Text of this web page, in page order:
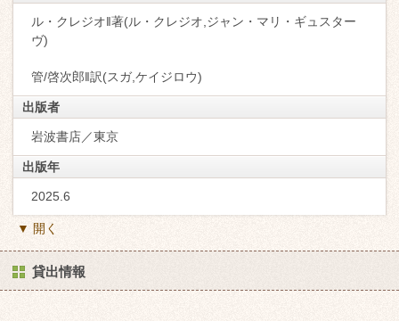
ル・クレジオ‖著(ル・クレジオ,ジャン・マリ・ギュスター
ヴ)
管/啓次郎‖訳(スガ,ケイジロウ)
出版者
岩波書店／東京
出版年
2025.6
▼ 開く
貸出情報